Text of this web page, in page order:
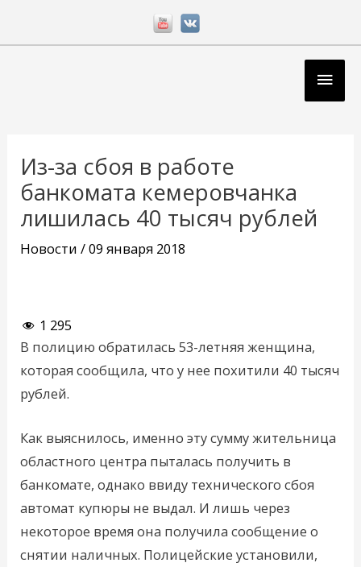
Из-за сбоя в работе
банкомата кемеровчанка
лишилась 40 тысяч рублей
Новости /09 января 2018
1 295
В полицию обратилась 53-летняя женщина,
которая сообщила, что у нее похитили 40 тысяч
рублей.
Как выяснилось, именно эту сумму жительница
областного центра пыталась получить в
банкомате, однако ввиду технического сбоя
автомат купюры не выдал. И лишь через
некоторое время она получила сообщение о
снятии наличных. Полицейские установили,
записям